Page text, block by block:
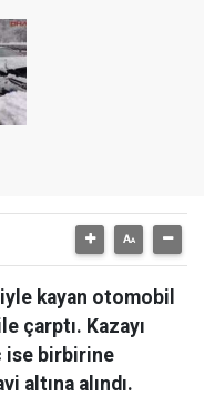
kayan otomobil
çarptı. Kazayı
ise birbirine
altına alındı.